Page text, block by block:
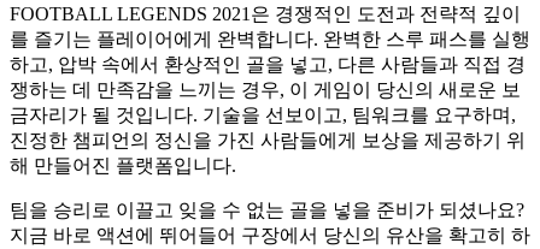
FOOTBALL LEGENDS 2021은 경쟁적인 도전과 전략적 깊이
를 즐기는 플레이어에게 완벽합니다. 완벽한 스루 패스를 실행
하고, 압박 속에서 환상적인 골을 넣고, 다른 사람들과 직접 경
쟁하는 데 만족감을 느끼는 경우, 이 게임이 당신의 새로운 보
금자리가 될 것입니다. 기술을 선보이고, 팀워크를 요구하며,
진정한 챔피언의 정신을 가진 사람들에게 보상을 제공하기 위
해 만들어진 플랫폼입니다.
팀을 승리로 이끌고 잊을 수 없는 골을 넣을 준비가 되셨나요?
지금 바로 액션에 뛰어들어 구장에서 당신의 유산을 확고히 하